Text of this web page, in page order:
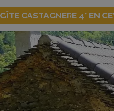
GÎTE CASTAGNERE 4* EN